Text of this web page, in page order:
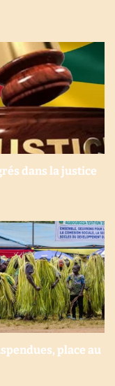
dans la justice
place au